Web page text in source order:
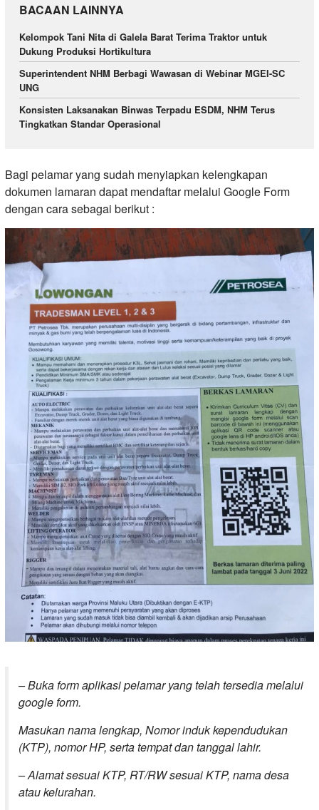
BACAAN LAINNYA
Kelompok Tani Nita di Galela Barat Terima Traktor untuk
Dukung Produksi Hortikultura
Superintendent NHM Berbagi Wawasan di Webinar MGEI-SC
UNG
Konsisten Laksanakan Binwas Terpadu ESDM, NHM Terus
Tingkatkan Standar Operasional
Bagi pelamar yang sudah menyiapkan kelengkapan
dokumen lamaran dapat mendaftar melalui Google Form
dengan cara sebagai berikut :
– Buka form aplikasi pelamar yang telah tersedia melalui
google form.
Masukan nama lengkap, Nomor induk kependudukan
(KTP), nomor HP, serta tempat dan tanggal lahir.
– Alamat sesuai KTP, RT/RW sesuai KTP, nama desa
atau kelurahan.